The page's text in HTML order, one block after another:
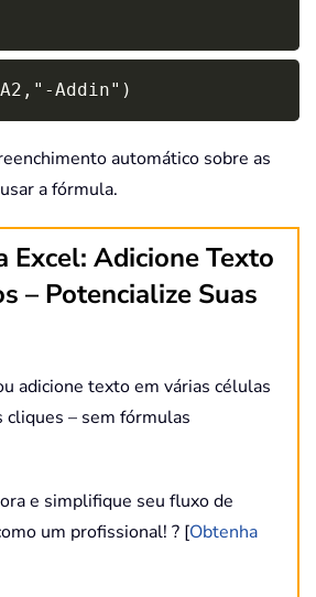
Addin")
automático sobre as
a fórmula.
Excel: Adicione Texto
– Potencialize Suas
adicione texto em várias células
cliques – sem fórmulas
e simplifique seu fluxo de
um profissional! ? [Obtenha